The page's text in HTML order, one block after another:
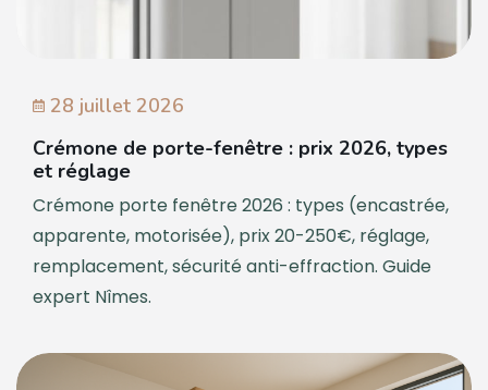
28 juillet 2026
Crémone de porte-fenêtre : prix 2026, types
et réglage
Crémone porte fenêtre 2026 : types (encastrée,
apparente, motorisée), prix 20-250€, réglage,
remplacement, sécurité anti-effraction. Guide
expert Nîmes.